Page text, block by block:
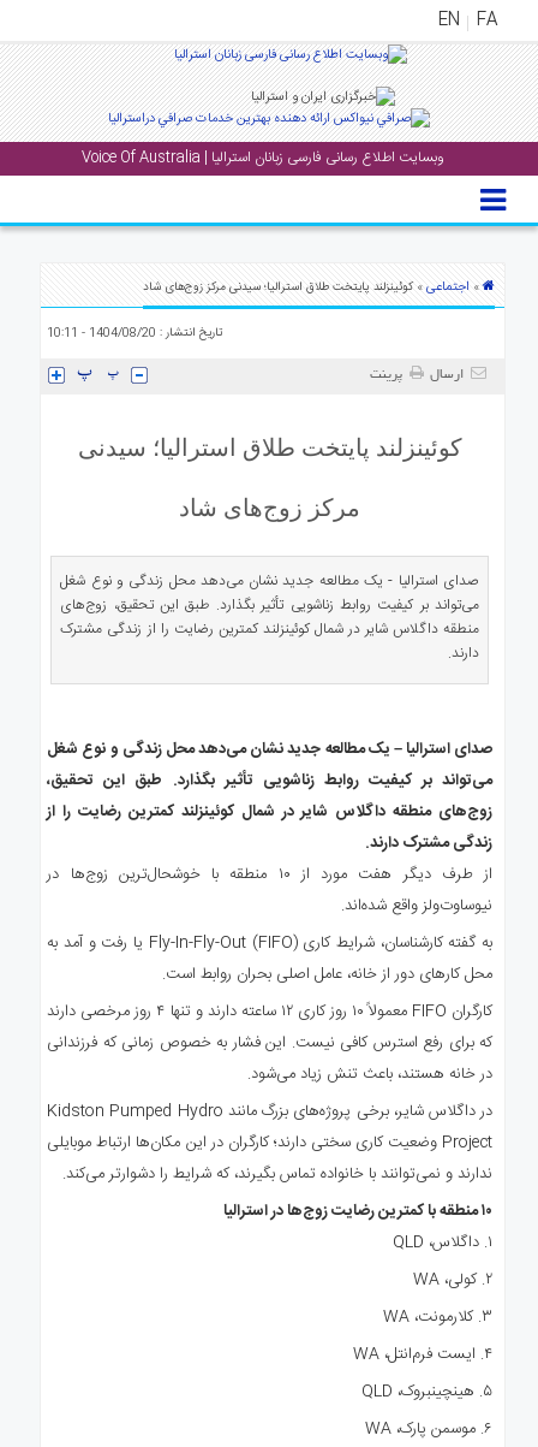
FA
EN
وبسایت اطلاع رسانی فارسی زبانان استرالیا | Voice Of Australia
منوی
اصلی
» اجتماعی» کوئینزلند پایتخت طلاق استرالیا؛ سیدنی مرکز زوج‌های شاد
تاریخ انتشار : 1404/08/20 - 10:11
ارسال پرینت
کوئینزلند پایتخت طلاق استرالیا؛ سیدنی
مرکز زوج‌های شاد
صدای استرالیا - یک مطالعه جدید نشان می‌دهد محل زندگی و نوع شغل
می‌تواند بر کیفیت روابط زناشویی تأثیر بگذارد. طبق این تحقیق، زوج‌های
منطقه داگلاس شایر در شمال کوئینزلند کمترین رضایت را از زندگی مشترک
دارند.
صدای استرالیا – یک مطالعه جدید نشان می‌دهد محل زندگی و نوع شغل
می‌تواند بر کیفیت روابط زناشویی تأثیر بگذارد. طبق این تحقیق،
زوج‌های منطقه داگلاس شایر در شمال کوئینزلند کمترین رضایت را از
زندگی مشترک دارند.
از طرف دیگر هفت مورد از ۱۰ منطقه با خوشحال‌ترین زوج‌ها در
نیوساوت‌ولز واقع شده‌اند.
به گفته کارشناسان، شرایط کاری Fly-In-Fly-Out (FIFO) یا رفت و آمد به
محل کارهای دور از خانه، عامل اصلی بحران روابط است.
کارگران FIFO معمولاً ۱۰ روز کاری ۱۲ ساعته دارند و تنها ۴ روز مرخصی دارند
که برای رفع استرس کافی نیست. این فشار به خصوص زمانی که فرزندانی
در خانه هستند، باعث تنش زیاد می‌شود.
در داگلاس شایر، برخی پروژه‌های بزرگ مانند Kidston Pumped Hydro
Project وضعیت کاری سختی دارند؛ کارگران در این مکان‌ها ارتباط موبایلی
ندارند و نمی‌توانند با خانواده تماس بگیرند، که شرایط را دشوارتر می‌کند.
۱۰ منطقه با کمترین رضایت زوج‌ها در استرالیا
۱. داگلاس، QLD
۲. کولی، WA
۳. کلارمونت، WA
۴. ایست فرم‌انتل، WA
۵. هینچینبروک، QLD
۶. موسمن پارک، WA